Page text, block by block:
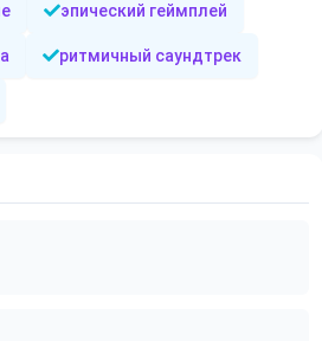
эпический геймплей
ритмичный саундтрек